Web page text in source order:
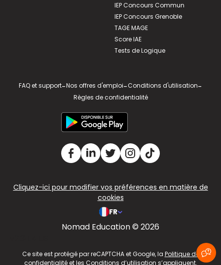
IEP Concours Commun
IEP Concours Grenoble
TAGE MAGE
Score IAE
Tests de Logique
FAQ et support-Nos offres d'emploi-Conditions d'utilisation-
Règles de confidentialité
Cliquez-ici pour modifier vos préférences en matière de
cookies
FR
Nomad Education © 2026
Ce site est protégé par reCAPTCHA et Google, la Politique de
confidentialitéet les Conditions d’utilisation s’appliquent.